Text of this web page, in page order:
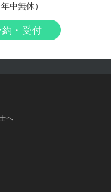
中無休）
・受付
へ